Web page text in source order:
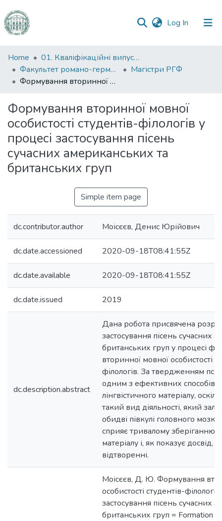
Log In (current)
Communities
&
Collections
Statistics
Home
01. Кваліфікаційні випускні роботи здобувачів вищої освіти
Факультет романо-германської філології
Магістри РГФ
Формування вторинної мовної особистості студентів-філологів у процесі застосування пісень сучасних американських та британських груп
Формування вторинної мовної
особистості студентів-філологів у
процесі застосування пісень
сучасних американських та
британських груп
Simple item page
dc.contributor.author Моісєєв, Денис Юрійович
dc.date.accessioned 2020-09-18T08:41:55Z
dc.date.available 2020-09-18T08:41:55Z
dc.date.issued 2019
dc.description.abstract
Дана робота присвячена
застосування пісень сучасних
британських груп у процесі
вторинної мовної особистості
філологів. За твердженням
одним з ефективних способів
лінгвістичного матеріалу,
такий вид діяльності, який
обидві півкулі головного
сприяє тривалому зберіганню
матеріалу і, як показує
відтворенні.
Моісєєв, Д. Ю. Формування
особистості студентів-
застосування пісень сучасних
британських груп = Formation